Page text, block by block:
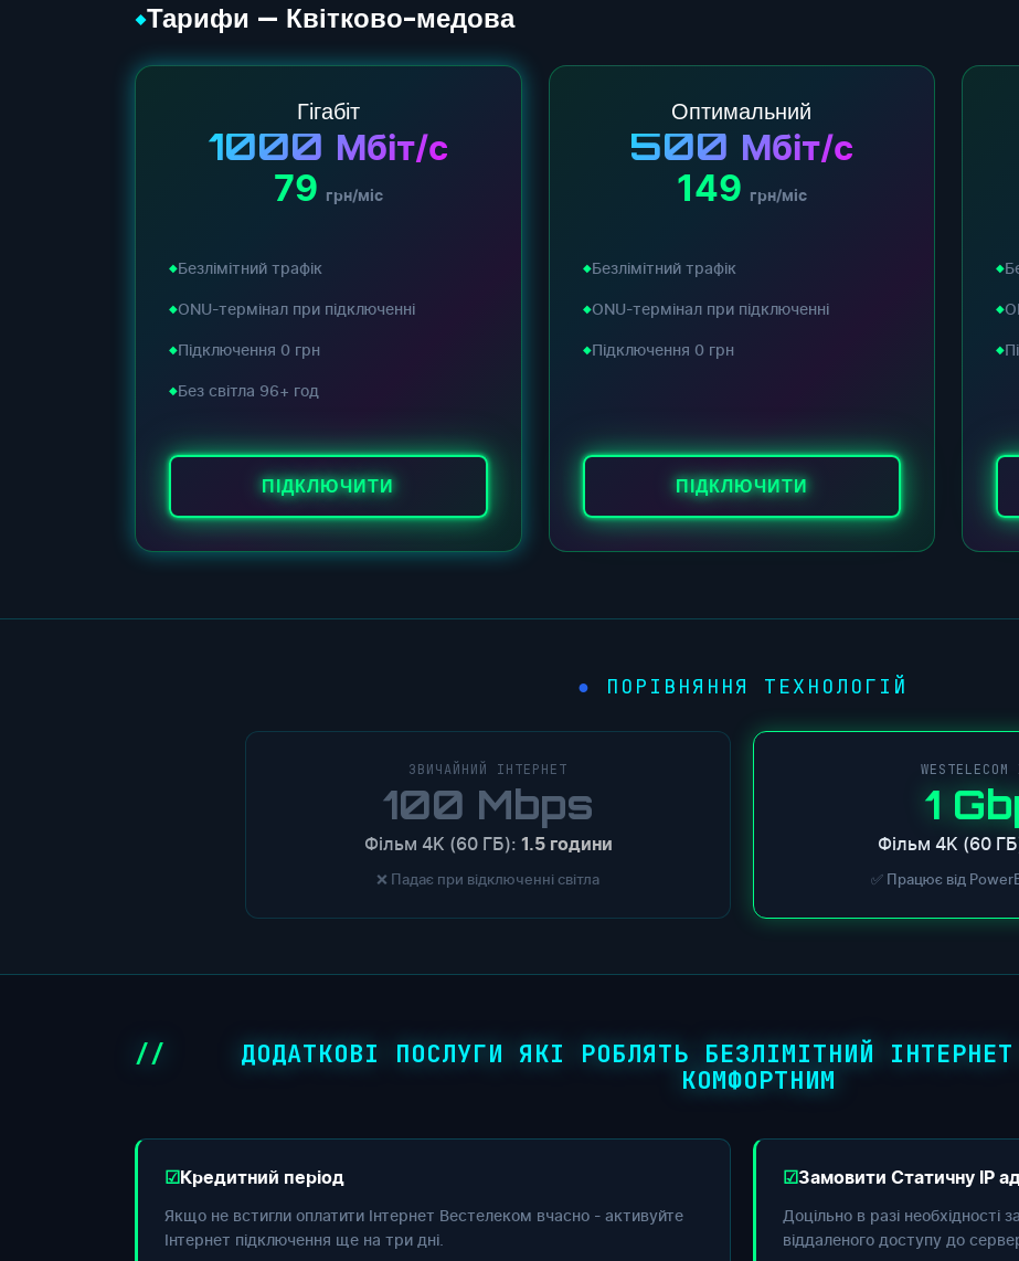
◆Тарифи — Квітково-медова
Гігабіт
1000 Мбіт/с
79 грн/міс
Безлімітний трафік
ONU-термінал при підключенні
Підключення 0 грн
Без світла 96+ год
ПІДКЛЮЧИТИ
Оптимальний
500 Мбіт/с
149 грн/міс
Безлімітний трафік
ONU-термінал при підключенні
Підключення 0 грн
ПІДКЛЮЧИТИ
ПОРІВНЯННЯ ТЕХНОЛОГІЙ
ЗВИЧАЙНИЙ ІНТЕРНЕТ
100 Mbps
Фільм 4K (60 ГБ): 1.5 години
❌ Падає при відключенні світла
WESTELECOM
1
Фільм 4K (60
✅ Працює від
ДОДАТКОВІ ПОСЛУГИ ЯКІ РОБЛЯТЬ БЕЗЛІМІТНИЙ
КОМФОРТНИМ
Кредитний період
Якщо не встигли оплатити Інтернет Вестелеком вчасно - активуйте
Інтернет підключення ще на три дні.
Замовити Статичну IP
Доцільно в разі необхідності
віддаленого доступу до